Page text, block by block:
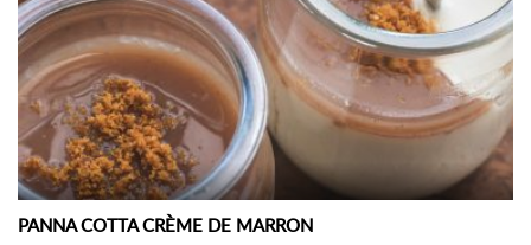
PANNA COTTA CRÈME DE MARRON